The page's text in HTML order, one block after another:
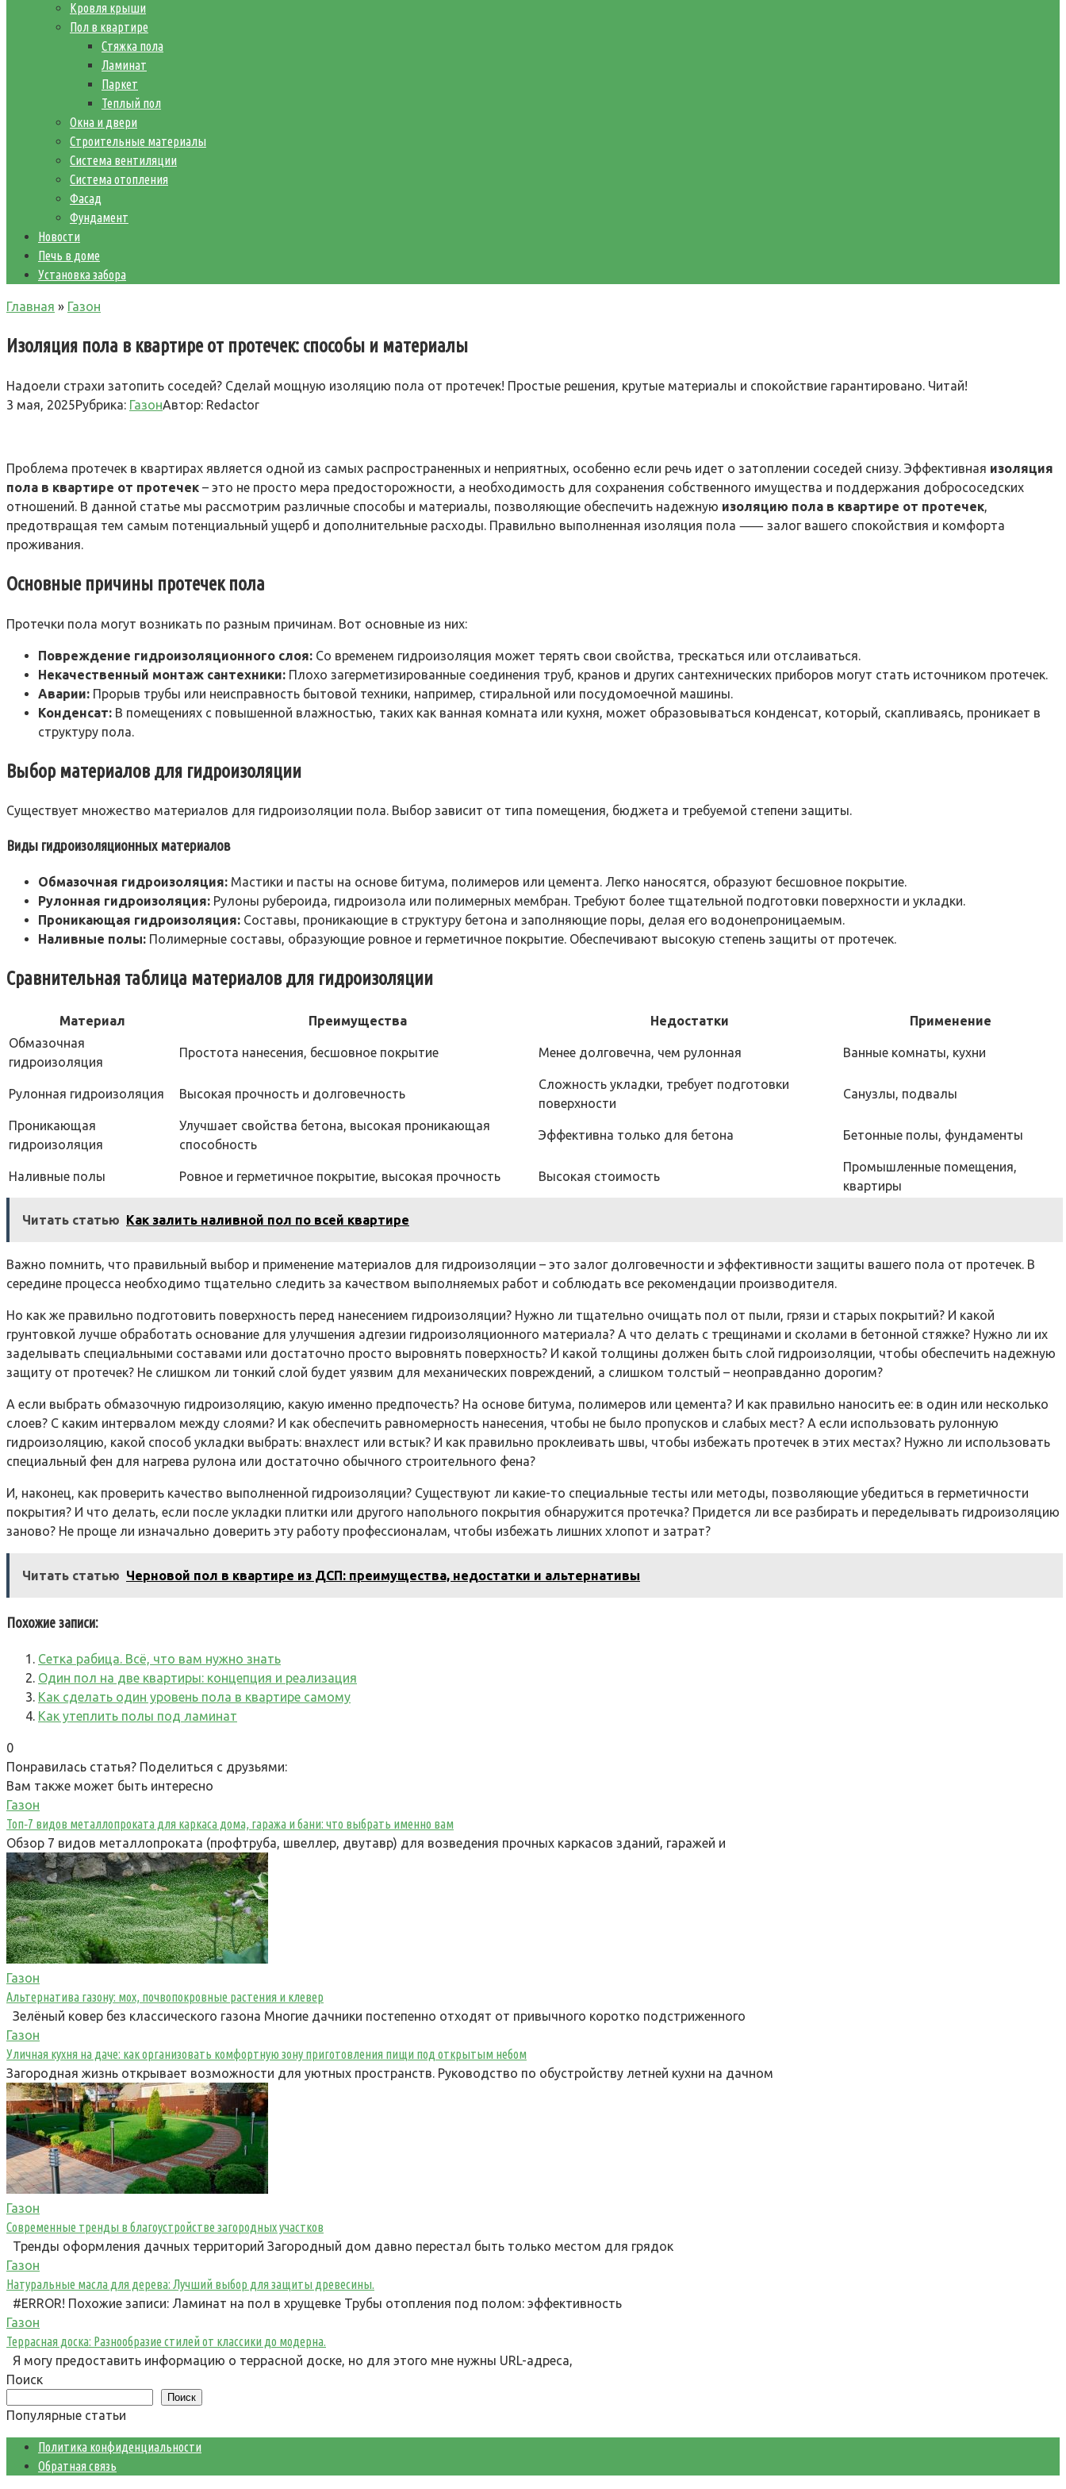
Кровля крыши
Пол в квартире
Стяжка пола
Ламинат
Паркет
Теплый пол
Окна и двери
Строительные материалы
Система вентиляции
Система отопления
Фасад
Фундамент
Новости
Печь в доме
Установка забора
Главная » Газон
Изоляция пола в квартире от протечек: способы и материалы
Надоели страхи затопить соседей? Сделай мощную изоляцию пола от протечек! Простые решения, крутые материалы и спокойствие гарантировано. Читай!
3 мая, 2025Рубрика: ГазонАвтор: Redactor
Проблема протечек в квартирах является одной из самых распространенных и неприятных, особенно если речь идет о затоплении соседей снизу. Эффективная изоляция
пола в квартире от протечек – это не просто мера предосторожности, а необходимость для сохранения собственного имущества и поддержания добрососедских
отношений. В данной статье мы рассмотрим различные способы и материалы, позволяющие обеспечить надежную изоляцию пола в квартире от протечек,
предотвращая тем самым потенциальный ущерб и дополнительные расходы. Правильно выполненная изоляция пола ⸺ залог вашего спокойствия и комфорта
проживания.
Основные причины протечек пола
Протечки пола могут возникать по разным причинам. Вот основные из них:
Повреждение гидроизоляционного слоя: Со временем гидроизоляция может терять свои свойства, трескаться или отслаиваться.
Некачественный монтаж сантехники: Плохо загерметизированные соединения труб, кранов и других сантехнических приборов могут стать источником протечек.
Аварии: Прорыв трубы или неисправность бытовой техники, например, стиральной или посудомоечной машины.
Конденсат: В помещениях с повышенной влажностью, таких как ванная комната или кухня, может образовываться конденсат, который, скапливаясь, проникает в
структуру пола.
Выбор материалов для гидроизоляции
Существует множество материалов для гидроизоляции пола. Выбор зависит от типа помещения, бюджета и требуемой степени защиты.
Виды гидроизоляционных материалов
Обмазочная гидроизоляция: Мастики и пасты на основе битума, полимеров или цемента. Легко наносятся, образуют бесшовное покрытие.
Рулонная гидроизоляция: Рулоны рубероида, гидроизола или полимерных мембран. Требуют более тщательной подготовки поверхности и укладки.
Проникающая гидроизоляция: Составы, проникающие в структуру бетона и заполняющие поры, делая его водонепроницаемым.
Наливные полы: Полимерные составы, образующие ровное и герметичное покрытие. Обеспечивают высокую степень защиты от протечек.
Сравнительная таблица материалов для гидроизоляции
Материал Преимущества Недостатки
Применение
Обмазочная
гидроизоляция
Простота нанесения, бесшовное покрытие Менее долговечна, чем рулонная Ванные комнаты, кухни
Рулонная гидроизоляция Высокая прочность и долговечность
Сложность укладки, требует подготовки
поверхности
Санузлы, подвалы
Проникающая
гидроизоляция
Улучшает свойства бетона, высокая проникающая
способность
Эффективна только для бетона Бетонные полы, фундаменты
Наливные полы Ровное и герметичное покрытие, высокая прочность Высокая стоимость
Промышленные помещения,
квартиры
Читать статью Как залить наливной пол по всей квартире
Важно помнить, что правильный выбор и применение материалов для гидроизоляции – это залог долговечности и эффективности защиты вашего пола от протечек. В
середине процесса необходимо тщательно следить за качеством выполняемых работ и соблюдать все рекомендации производителя.
Но как же правильно подготовить поверхность перед нанесением гидроизоляции? Нужно ли тщательно очищать пол от пыли, грязи и старых покрытий? И какой
грунтовкой лучше обработать основание для улучшения адгезии гидроизоляционного материала? А что делать с трещинами и сколами в бетонной стяжке? Нужно ли их
заделывать специальными составами или достаточно просто выровнять поверхность? И какой толщины должен быть слой гидроизоляции, чтобы обеспечить надежную
защиту от протечек? Не слишком ли тонкий слой будет уязвим для механических повреждений, а слишком толстый – неоправданно дорогим?
А если выбрать обмазочную гидроизоляцию, какую именно предпочесть? На основе битума, полимеров или цемента? И как правильно наносить ее: в один или несколько
слоев? С каким интервалом между слоями? И как обеспечить равномерность нанесения, чтобы не было пропусков и слабых мест? А если использовать рулонную
гидроизоляцию, какой способ укладки выбрать: внахлест или встык? И как правильно проклеивать швы, чтобы избежать протечек в этих местах? Нужно ли использовать
специальный фен для нагрева рулона или достаточно обычного строительного фена?
И, наконец, как проверить качество выполненной гидроизоляции? Существуют ли какие-то специальные тесты или методы, позволяющие убедиться в герметичности
покрытия? И что делать, если после укладки плитки или другого напольного покрытия обнаружится протечка? Придется ли все разбирать и переделывать гидроизоляцию
заново? Не проще ли изначально доверить эту работу профессионалам, чтобы избежать лишних хлопот и затрат?
Читать статью Черновой пол в квартире из ДСП: преимущества, недостатки и альтернативы
Похожие записи:
Сетка рабица. Всё, что вам нужно знать
Один пол на две квартиры: концепция и реализация
Как сделать один уровень пола в квартире самому
Как утеплить полы под ламинат
0
Понравилась статья? Поделиться с друзьями:
Вам также может быть интересно
Газон
Топ‑7 видов металлопроката для каркаса дома, гаража и бани: что выбрать именно вам
Обзор 7 видов металлопроката (профтруба, швеллер, двутавр) для возведения прочных каркасов зданий, гаражей и
Газон
Альтернатива газону: мох, почвопокровные растения и клевер
Зелёный ковер без классического газона Многие дачники постепенно отходят от привычного коротко подстриженного
Газон
Уличная кухня на даче: как организовать комфортную зону приготовления пищи под открытым небом
Загородная жизнь открывает возможности для уютных пространств. Руководство по обустройству летней кухни на дачном
Газон
Современные тренды в благоустройстве загородных участков
Тренды оформления дачных территорий Загородный дом давно перестал быть только местом для грядок
Газон
Натуральные масла для дерева: Лучший выбор для защиты древесины.
#ERROR! Похожие записи: Ламинат на пол в хрущевке Трубы отопления под полом: эффективность
Газон
Террасная доска: Разнообразие стилей от классики до модерна.
Я могу предоставить информацию о террасной доске, но для этого мне нужны URL-адреса,
Поиск
Поиск
Популярные статьи
Политика конфиденциальности
Обратная связь